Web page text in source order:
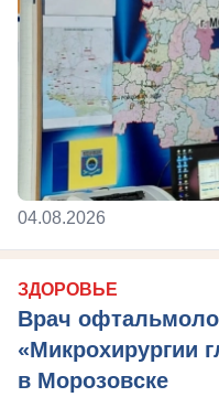
04.08.2026
ЗДОРОВЬЕ
Врач
«Микрохирургии
в Морозовске